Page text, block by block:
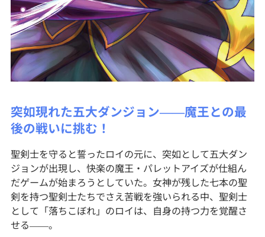
突如現れた五大ダンジョン――魔王との最
後の戦いに挑む！
聖剣士を守ると誓ったロイの元に、突如として五大ダン
ジョンが出現し、快楽の魔王・パレットアイズが仕組ん
だゲームが始まろうとしていた。女神が残した七本の聖
剣を持つ聖剣士たちでさえ苦戦を強いられる中、聖剣士
として「落ちこぼれ」のロイは、自身の持つ力を覚醒さ
せる――。